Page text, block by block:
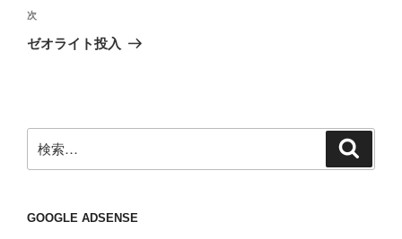
ビ
ゲ
ン
稿
次
の
次
ゼオライト投入
索:
GOOGLE ADSENSE